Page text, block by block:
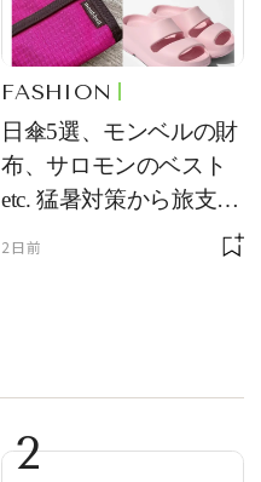
FASHION
日傘5選、モンベルの財
布、サロモンのベスト
etc. 猛暑対策から旅支度
まで！ ｜今週の人気記
2日前
2